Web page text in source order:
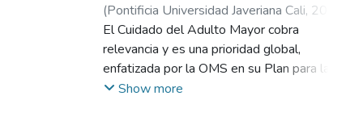
(Pontificia Universidad Javeriana Cali, 2024
Aguirre Marulanda, Erika;Arboleda Cano,
Martha Viviana ;Barrios Álvarez, Claudia
El Cuidado del Adulto Mayor cobra
relevancia y es una prioridad global,
enfatizada por la OMS en su Plan para la
Década del Envejecimiento Saludable
Show more